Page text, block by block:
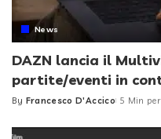
News
DAZN lancia il
partite/eventi in
Posted
By Francesco D'Accico 5 Min per